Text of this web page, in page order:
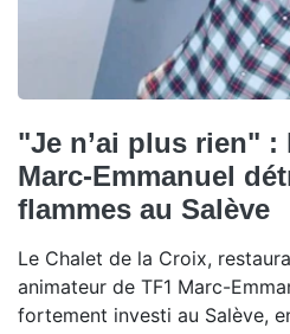
"Je n’ai plus rien" :
Marc-Emmanuel
flammes au Salève
Le Chalet de la Croix,
animateur de TF1 Marc-
fortement investi au Salève,